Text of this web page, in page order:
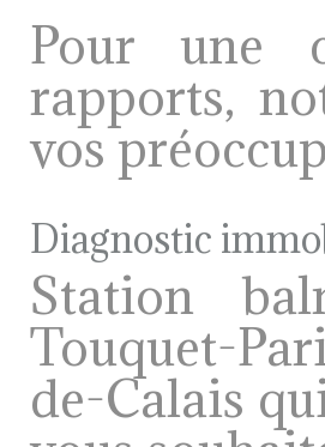
Pour une
rapports,
vos
Diagnostic
Station
Touquet-
de-Calais